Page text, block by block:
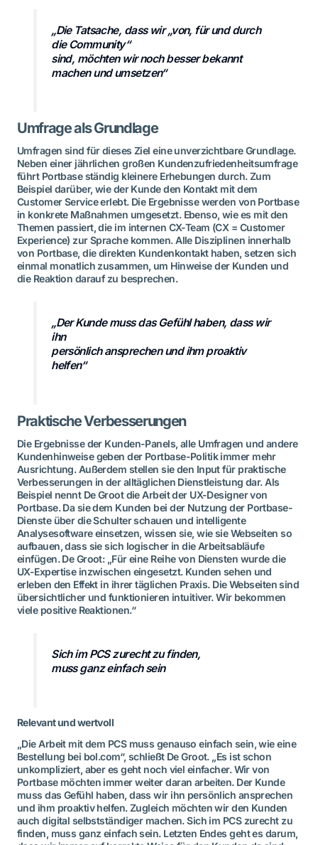
„Die Tatsache, dass wir „von, für und durch
die Community“
sind, möchten wir noch besser bekannt
machen und umsetzen“
Umfrage als Grundlage
Umfragen sind für dieses Ziel eine unverzichtbare Grundlage.
Neben einer jährlichen großen Kundenzufriedenheitsumfrage
führt Portbase ständig kleinere Erhebungen durch. Zum
Beispiel darüber, wie der Kunde den Kontakt mit dem
Customer Service erlebt. Die Ergebnisse werden von Portbase
in konkrete Maßnahmen umgesetzt. Ebenso, wie es mit den
Themen passiert, die im internen CX-Team (CX = Customer
Experience) zur Sprache kommen. Alle Disziplinen innerhalb
von Portbase, die direkten Kundenkontakt haben, setzen sich
einmal monatlich zusammen, um Hinweise der Kunden und
die Reaktion darauf zu besprechen.
„Der Kunde muss das Gefühl haben, dass wir
ihn
persönlich ansprechen und ihm proaktiv
helfen“
Praktische Verbesserungen
Die Ergebnisse der Kunden-Panels, alle Umfragen und andere
Kundenhinweise geben der Portbase-Politik immer mehr
Ausrichtung. Außerdem stellen sie den Input für praktische
Verbesserungen in der alltäglichen Dienstleistung dar. Als
Beispiel nennt De Groot die Arbeit der UX-Designer von
Portbase. Da sie dem Kunden bei der Nutzung der Portbase-
Dienste über die Schulter schauen und intelligente
Analysesoftware einsetzen, wissen sie, wie sie Webseiten so
aufbauen, dass sie sich logischer in die Arbeitsabläufe
einfügen. De Groot: „Für eine Reihe von Diensten wurde die
UX-Expertise inzwischen eingesetzt. Kunden sehen und
erleben den Effekt in ihrer täglichen Praxis. Die Webseiten sind
übersichtlicher und funktionieren intuitiver. Wir bekommen
viele positive Reaktionen.“
Sich im PCS zurecht zu finden,
muss ganz einfach sein
Relevant und wertvoll
„Die Arbeit mit dem PCS muss genauso einfach sein, wie eine
Bestellung bei bol.com“, schließt De Groot. „Es ist schon
unkompliziert, aber es geht noch viel einfacher. Wir von
Portbase möchten immer weiter daran arbeiten. Der Kunde
muss das Gefühl haben, dass wir ihn persönlich ansprechen
und ihm proaktiv helfen. Zugleich möchten wir den Kunden
auch digital selbstständiger machen. Sich im PCS zurecht zu
finden, muss ganz einfach sein. Letzten Endes geht es darum,